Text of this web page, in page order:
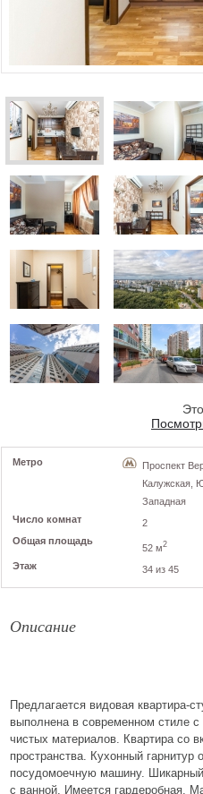
Метро
Проспект
Калужская,
Западная
Число комнат
2
Общая площадь
52 м2
Этаж 34 из 45
Описание
Предлагается видовая
выполнена в современном стиле
чистых материалов. Квартира со
пространства. Кухонный
посудомоечную машину.
с ванной. Имеется гардеробная.